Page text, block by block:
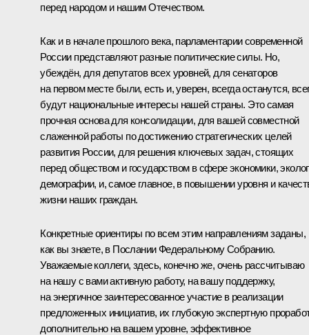
перед народом и нашим Отечеством.
Как и в начале прошлого века, парламентарии современной
России представляют разные политические силы. Но,
убеждён, для депутатов всех уровней, для сенаторов
на первом месте были, есть и, уверен, всегда останутся,
будут национальные интересы нашей страны. Это самая
прочная основа для консолидации, для вашей совместной
слаженной работы по достижению стратегических целей
развития России, для решения ключевых задач, стоящих
перед обществом и государством в сфере экономики,
демографии, и, самое главное, в повышении уровня и
жизни наших граждан.
Конкретные ориентиры по всем этим направлениям заданы,
как вы знаете, в ПосланииФедеральному Собранию.
Уважаемые коллеги, здесь, конечно же, очень рассчитываю
на нашу с вами активную работу, на вашу поддержку,
на энергичное заинтересованное участие в реализации
предложенных инициатив, их глубокую экспертную
дополнительно на вашем уровне, эффективное